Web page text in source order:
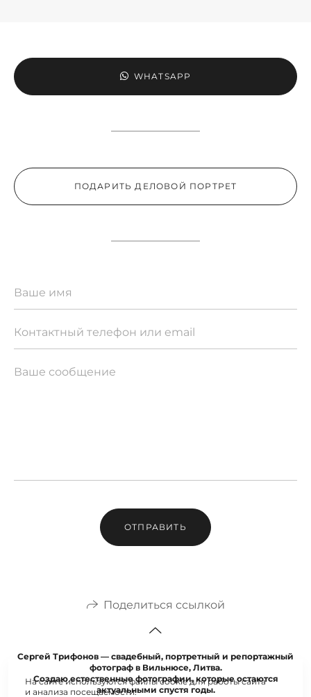
WHATSAPP
ПОДАРИТЬ ДЕЛОВОЙ ПОРТРЕТ
ОТПРАВИТЬ
Поделиться ссылкой
Сергей Трифонов — свадебный, портретный и репортажный
фотограф в Вильнюсе, Литва.
Создаю естественные фотографии, которые остаются
актуальными спустя годы.
На сайте используются файлы cookie для работы сайта
и анализа посещаемости.